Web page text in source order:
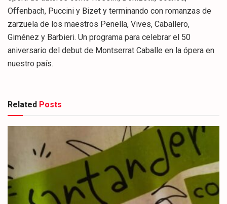
Offenbach, Puccini y Bizet y terminando con romanzas de
zarzuela de los maestros Penella, Vives, Caballero,
Giménez y Barbieri. Un programa para celebrar el 50
aniversario del debut de Montserrat Caballe en la ópera en
nuestro país.
Related Posts